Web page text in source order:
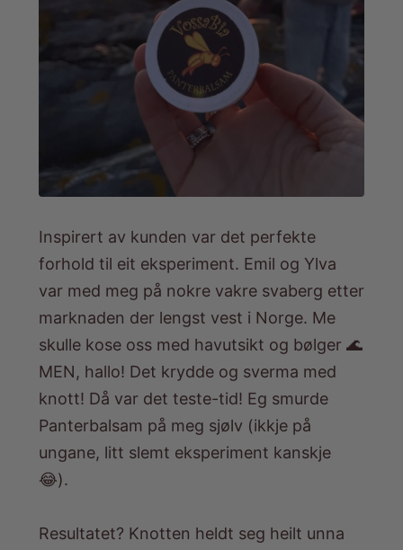
Inspirert av kunden var det perfekte
forhold til eit eksperiment. Emil og Ylva
var med meg på nokre vakre svaberg etter
marknaden der lengst vest i Norge. Me
skulle kose oss med havutsikt og bølger 🌊
MEN, hallo! Det krydde og sverma med
knott! Då var det teste-tid! Eg smurde
Panterbalsam på meg sjølv (ikkje på
ungane, litt slemt eksperiment kanskje
😂).
Resultatet? Knotten heldt seg heilt unna